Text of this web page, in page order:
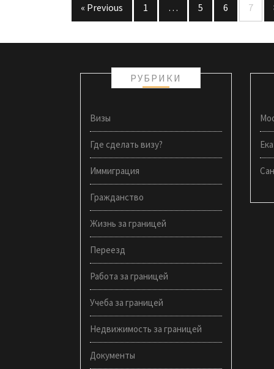
оформляем
и
право
въезда»
Навигация
по
записям
« Previous 1 … 5 6 7
РУБРИКИ
Визы
Где сделать визу?
Иммиграция
Гражданство
Жизнь за границей
Переезд
Работа за границей
Учеба за границей
Недвижимость за границей
Документы